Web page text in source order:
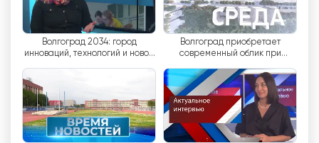
terus bekerja untuk menciptakan konten baru
bagi pemirsanya.
Salah satu keunggulan MTV adalah kemungkinan
siaran langsung. Berkat ini, pemirsa dapat
mengetahui peristiwa paling relevan yang
terjadi di Volgograd dan sekitarnya. Siaran
langsung memungkinkan Anda untuk melihat
apa yang terjadi secara real time dan terlibat
Волгоград 2034: город
инноваций, технологий и новой
Волгоград приобретает
современный облик при